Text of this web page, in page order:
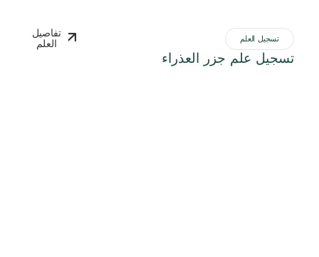
تسجيل العلم
تسجيل علم جزر العذراء
تفاصيل
العلم